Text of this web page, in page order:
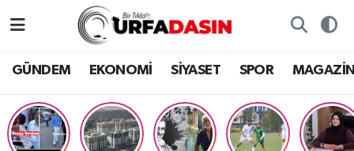
GÜNDEM EKONOMİ SİYASET SPOR
EKONOMİ
SİYASET
Gizlilik ve Güvenlik Politikası
İletişim
Nöbetçi Eczaneler
Hava Durumu
Namaz Vakitleri